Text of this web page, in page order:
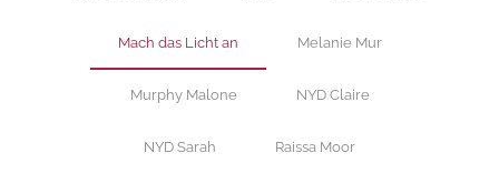
Mach das Licht an Melanie Mur
Murphy Malone NYD Claire
NYD Sarah Raissa Moor